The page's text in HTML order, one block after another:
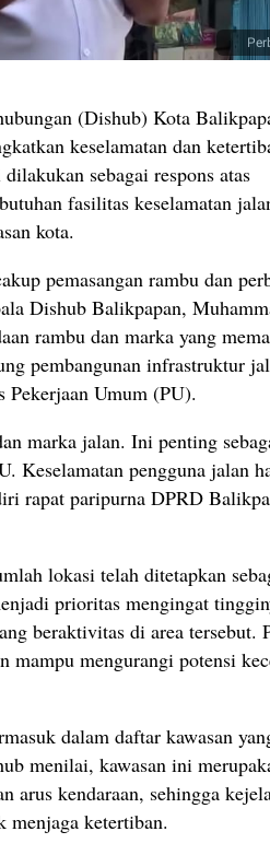
(Dishub) Kota
keselamatan dan
sebagai respons atas
fasilitas keselamatan
kota.
pemasangan rambu dan
Dishub Balikpapan,
rambu dan marka yang
pembangunan infrastruktur
Pekerjaan Umum (PU).
marka jalan. Ini penting
Keselamatan pengguna jalan
rapat paripurna DPRD
lokasi telah ditetapkan
prioritas mengingat
beraktivitas di area tersebut.
mampu mengurangi potensi
dalam daftar kawasan
menilai, kawasan ini
arus kendaraan, sehingga
menjaga ketertiban.